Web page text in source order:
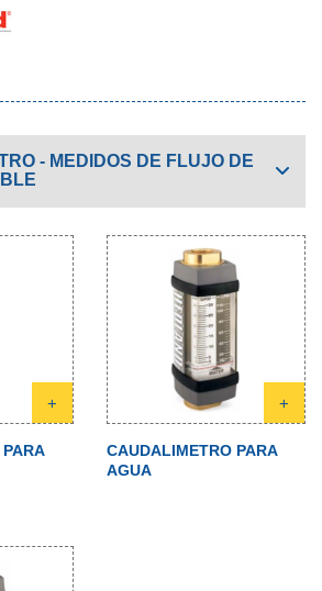
- MEDIDOS DE FLUJO DE
+ +
CAUDALIMETRO PARA
AGUA